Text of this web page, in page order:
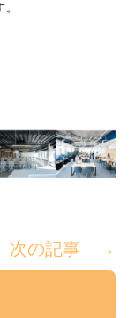
次の記事 →